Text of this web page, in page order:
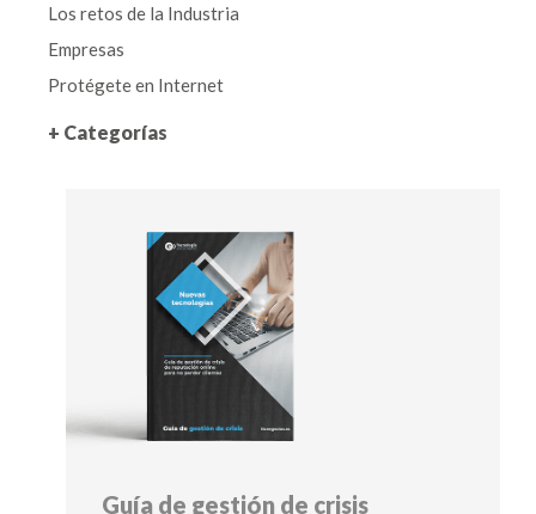
Los retos de la Industria
Empresas
Protégete en Internet
+ Categorías
Guía de gestión de crisis